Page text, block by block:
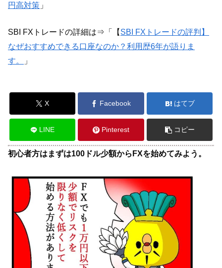
円高対策 」
SBI FXトレードの詳細は⇒「【SBI FXトレードの評判】
なぜおすすめできる口座なのか？利用歴6年が語りま
す。
」
X Facebook はてブ
LINE Pinterest コピー
初心者方はまずは100ドル少額からFXを始めてみよう。